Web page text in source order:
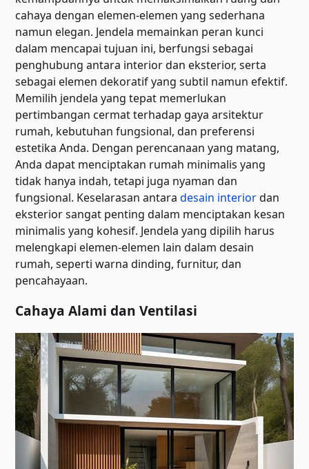
cahaya dengan elemen-elemen yang sederhana
namun elegan. Jendela memainkan peran kunci
dalam mencapai tujuan ini, berfungsi sebagai
penghubung antara interior dan eksterior, serta
sebagai elemen dekoratif yang subtil namun efektif.
Memilih jendela yang tepat memerlukan
pertimbangan cermat terhadap gaya arsitektur
rumah, kebutuhan fungsional, dan preferensi
estetika Anda. Dengan perencanaan yang matang,
Anda dapat menciptakan rumah minimalis yang
tidak hanya indah, tetapi juga nyaman dan
fungsional. Keselarasan antaradesain interiordan
eksterior sangat penting dalam menciptakan kesan
minimalis yang kohesif. Jendela yang dipilih harus
melengkapi elemen-elemen lain dalam desain
rumah, seperti warna dinding, furnitur, dan
pencahayaan.
Cahaya Alami dan Ventilasi